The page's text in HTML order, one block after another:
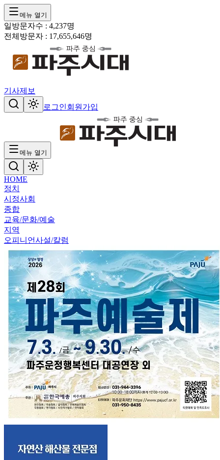
메뉴 열기
일방문자수 : 4,237명
전체방문자 : 17,655,646명
기사제보
로그인회원가입
메뉴 열기
HOME
정치
시정사회
종합
교육/문화/예술
지역
오피니언사설/칼럼